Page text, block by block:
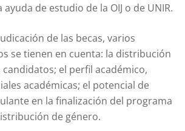
de estudio de la OIJ o de UNIR.
de las becas, varios
se tienen en cuenta: la distribución
el perfil académico,
académicas; el potencial de
en la finalización del programa
de género.